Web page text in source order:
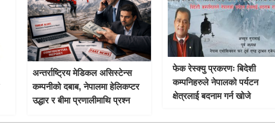
अन्तर्राष्ट्रिय मेडिकल असिस्टेन्स
कम्पनीको दबाब, नेपालमा हेलिकप्टर
उद्धार र बीमा प्रणालीमाथि प्रश्न
फेक रेस्क्यु प्रकरणः बिदेशी
कम्पनिहरुले नेपालको पर्यटन
क्षेत्रलाई बदनाम गर्न खोजे